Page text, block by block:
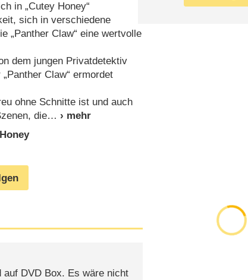
in „Cutey Honey“
sich in verschiedene
„Panther Claw“ eine wertvolle
dem jungen Privatdetektiv
Claw“ ermordet
ohne Schnitte ist und auch
die
DVD Box. Es wäre nicht